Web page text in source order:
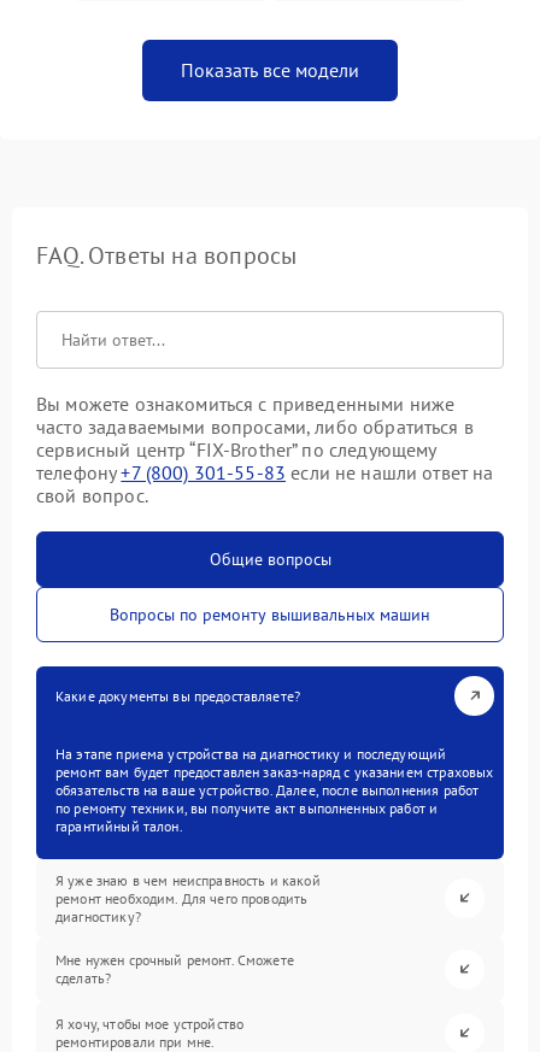
Показать все модели
FAQ. Ответы на вопросы
Вы можете ознакомиться с приведенными ниже
часто задаваемыми вопросами, либо обратиться в
сервисный центр “FIX-Brother” по следующему
телефону+7 (800) 301-55-83 если не нашли ответ на
свой вопрос.
Общие вопросы
Вопросы по ремонту вышивальных машин
Какие документы вы предоставляете?
На этапе приема устройства на диагностику и последующий
ремонт вам будет предоставлен заказ-наряд с указанием страховых
обязательств на ваше устройство. Далее, после выполнения работ
по ремонту техники, вы получите акт выполненных работ и
гарантийный талон.
Я уже знаю в чем неисправность и какой
ремонт необходим. Для чего проводить
диагностику?
Мне нужен срочный ремонт. Сможете
сделать?
Я хочу, чтобы мое устройство
ремонтировали при мне.